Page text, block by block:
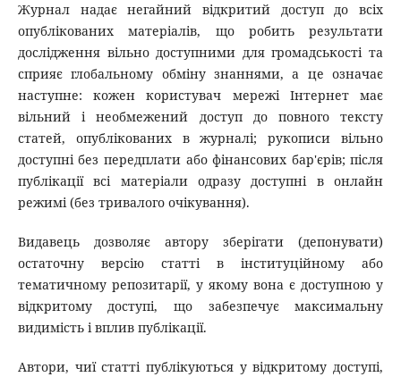
Журнал надає негайний відкритий доступ до всіх
опублікованих матеріалів, що робить результати
дослідження вільно доступними для громадськості та
сприяє глобальному обміну знаннями, а це означає
наступне: кожен користувач мережі Інтернет має
вільний і необмежений доступ до повного тексту
статей, опублікованих в журналі; рукописи вільно
доступні без передплати або фінансових бар'єрів; після
публікації всі матеріали одразу доступні в онлайн
режимі (без тривалого очікування).
Видавець дозволяє автору зберігати (депонувати)
остаточну версію статті в інституційному або
тематичному репозитарії, у якому вона є доступною у
відкритому доступі, що забезпечує максимальну
видимість і вплив публікації.
Автори, чиї статті публікуються у відкритому доступі,